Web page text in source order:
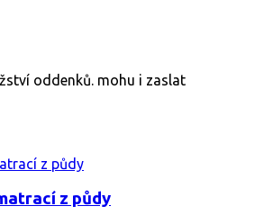
oddenků. mohu i zaslat
z půdy